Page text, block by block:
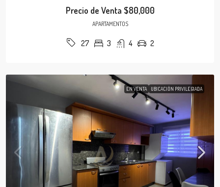
Precio de Venta $80,000
APARTAMENTOS
27 3 4 2
EN VENTA UBICACIÓN PRIVILEGIADA